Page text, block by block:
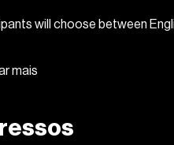
will choose between
mais